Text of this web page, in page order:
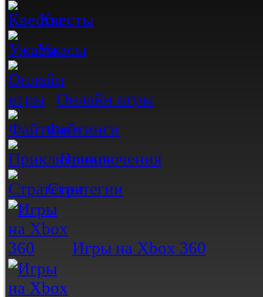
Квесты
Ужасы
Онлайн игры
Файтинги
Приключения
Стратегии
Игры на Xbox 360